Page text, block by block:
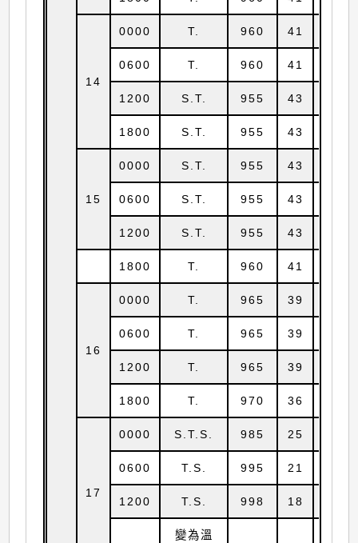
14
0000 T. 960 41
0600 T. 960 41
1200 S.T. 955 43
1800 S.T. 955 43
15
0000 S.T. 955 43
0600 S.T. 955 43
1200 S.T. 955 43
1800 T. 960 41
16
0000 T. 965 39
0600 T. 965 39
1200 T. 965 39
1800 T. 970 36
17
0000 S.T.S. 985 25
0600 T.S. 995 21
1200 T.S. 998 18
變為溫